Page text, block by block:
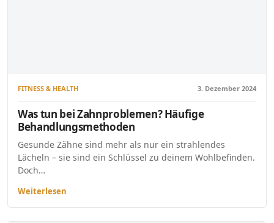
FITNESS & HEALTH 3. Dezember 2024
Was tun bei Zahnproblemen? Häufige
Behandlungsmethoden
Gesunde Zähne sind mehr als nur ein strahlendes
Lächeln – sie sind ein Schlüssel zu deinem Wohlbefinden.
Doch…
Weiterlesen